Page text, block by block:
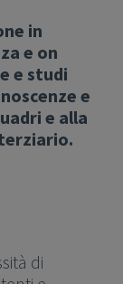
in
e on
e studi
e
e alla
di